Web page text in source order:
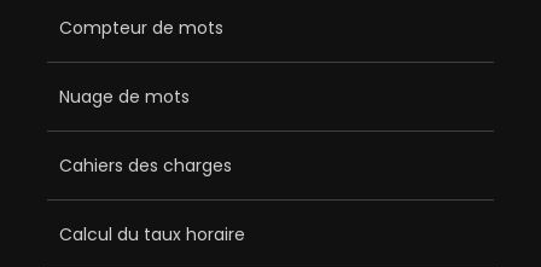
Compteur de mots
Nuage de mots
Cahiers des charges
Calcul du taux horaire